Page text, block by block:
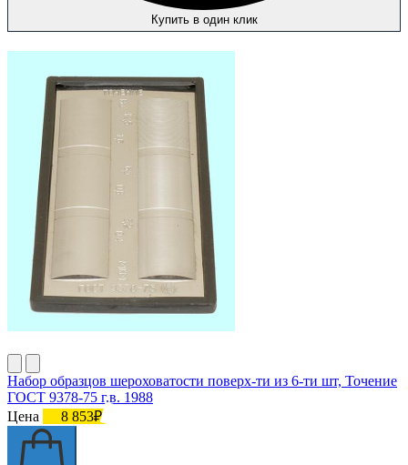
Купить в один клик
Набор образцов шероховатости поверх-ти из 6-ти шт, Точение
ГОСТ 9378-75 г.в. 1988
Цена
8 853₽